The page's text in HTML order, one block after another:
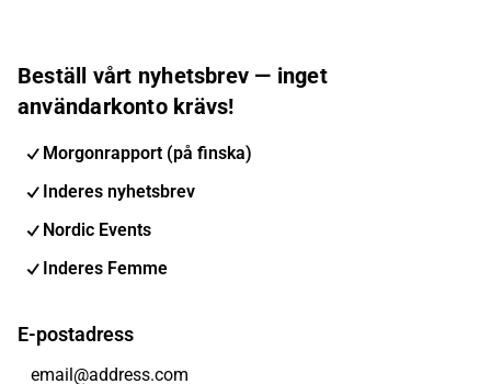
Beställ vårt nyhetsbrev — inget
användarkonto krävs!
Morgonrapport (på finska)
Inderes nyhetsbrev
Nordic Events
Inderes Femme
E-postadress